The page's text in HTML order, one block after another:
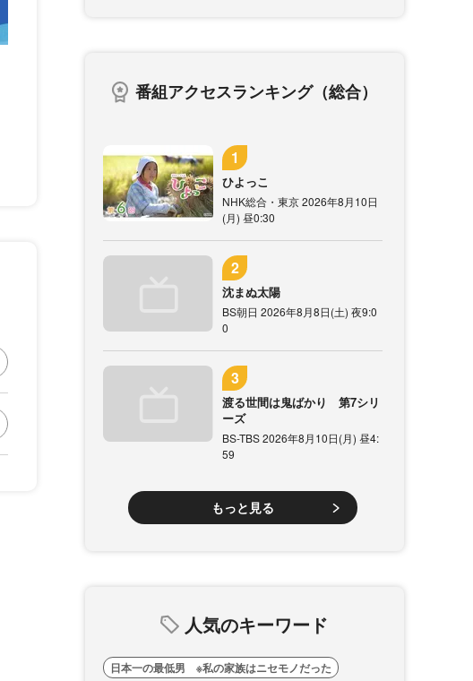
番組アクセスランキング（総合）
ひよっこ
NHK総合・東京 2026年8月10日
(月) 昼0:30
沈まぬ太陽
BS朝日 2026年8月8日(土) 夜9:0
0
渡る世間は鬼ばかり 第7シリ
ーズ
BS-TBS 2026年8月10日(月) 昼4:
59
もっと見る
人気のキーワード
日本一の最低男 ※私の家族はニセモノだった